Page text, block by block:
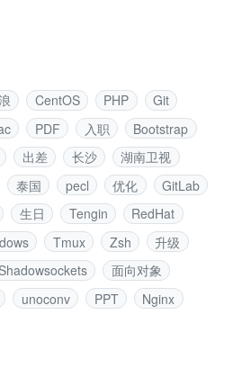
CentOS PHP
Git
PDF 入职
Bootstrap
出差 长沙
湖南卫视
泰国 pecl 优化
GitLab
生日 Tengin
RedHat
Tmux Zsh
升级
Shadowsockets
面向对象
unoconv PPT
Nginx